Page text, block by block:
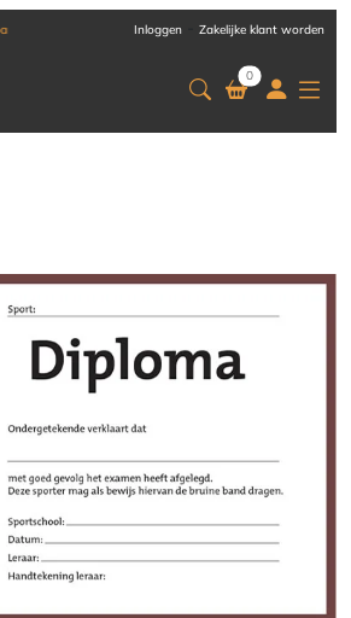
Inloggen Zakelijke klant worden
0